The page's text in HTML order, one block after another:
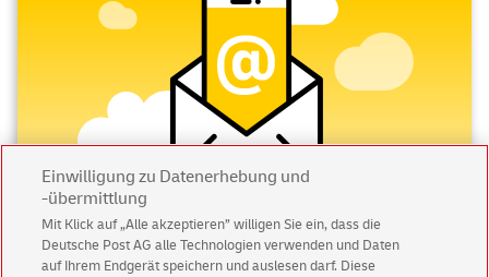
Abonnieren Sie unseren Newsletter
Einwilligung zu Datenerhebung und
-übermittlung
Mit Klick auf „Alle akzeptieren” willigen Sie ein, dass die
Deutsche Post AG alle Technologien verwenden und Daten
auf Ihrem Endgerät speichern und auslesen darf. Diese